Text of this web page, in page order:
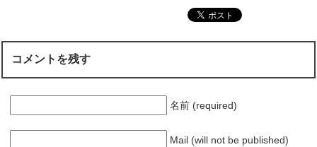
コメントを残す
名前 (required)
Mail (will not be published)